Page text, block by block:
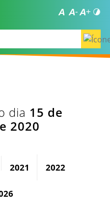
dia 15 de
2020
2021 2022